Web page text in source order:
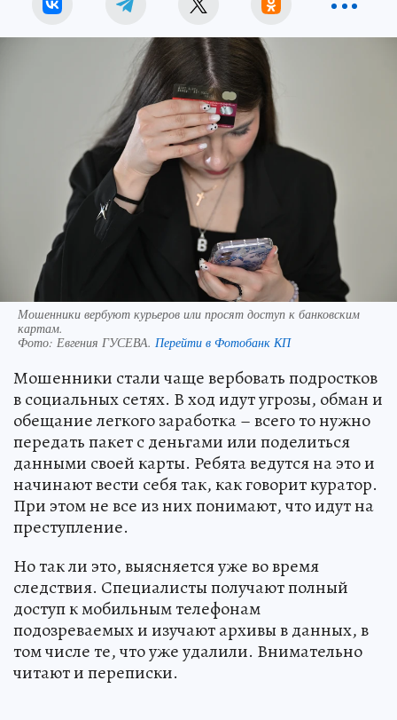
Мошенники вербуют курьеров или просят доступ к банковским
картам.
Фото: Евгения ГУСЕВА. Перейти в Фотобанк КП
Мошенники стали чаще вербовать подростков
в социальных сетях. В ход идут угрозы, обман и
обещание легкого заработка – всего то нужно
передать пакет с деньгами или поделиться
данными своей карты. Ребята ведутся на это и
начинают вести себя так, как говорит куратор.
При этом не все из них понимают, что идут на
преступление.
Но так ли это, выясняется уже во время
следствия. Специалисты получают полный
доступ к мобильным телефонам
подозреваемых и изучают архивы в данных, в
том числе те, что уже удалили. Внимательно
читают и переписки.